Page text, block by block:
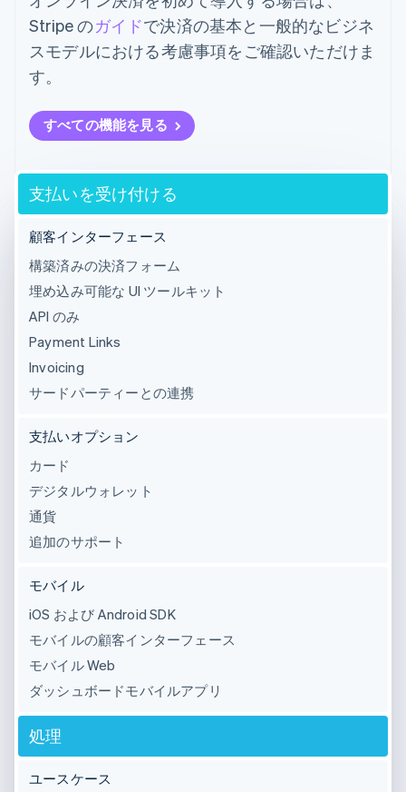
Stripe のガイドで決済の基本と一般的なビジネ
スモデルにおける考慮事項をご確認いただけま
す。
すべての機能を見る
支払いを受け付ける
顧客インターフェース
構築済みの決済フォーム
埋め込み可能な UI ツールキット
API のみ
Payment Links
Invoicing
サードパーティーとの連携
支払いオプション
カード
デジタルウォレット
通貨
追加のサポート
モバイル
iOS および Android SDK
モバイルの顧客インターフェース
モバイル Web
ダッシュボードモバイルアプリ
処理
ユースケース